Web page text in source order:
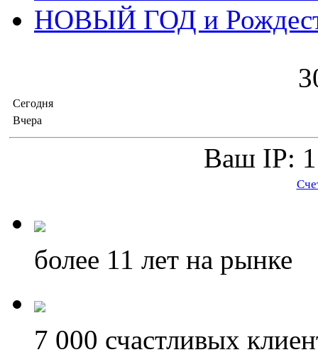
НОВЫЙ ГОД и
3
Сегодня
Вчера
Ваш IP:
более 11 лет на рынке
7 000 счастливых